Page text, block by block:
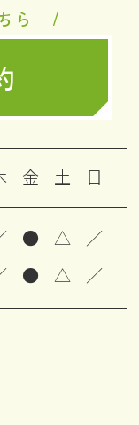
ら
金 土 日
● △
／
● △ ／